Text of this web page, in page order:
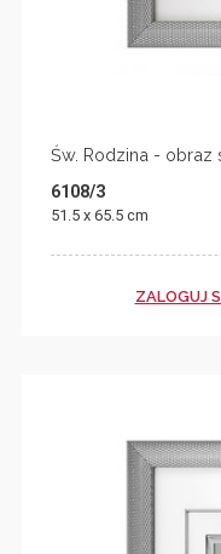
Św. Rodzina - obraz
6108/3
51.5 x 65.5 cm
ZALOGUJ